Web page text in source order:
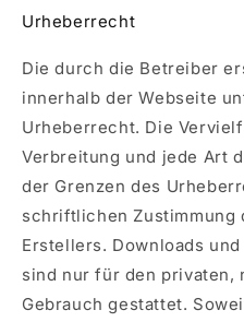
Urheberrecht
Die durch die Betreiber
innerhalb der Webseite
Urheberrecht. Die
Verbreitung und jede Art
der Grenzen des
schriftlichen Zustimmung
Erstellers. Downloads
sind nur für den privaten,
Gebrauch gestattet.